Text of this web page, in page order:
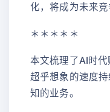
化，将成为未来竞
＊＊＊＊＊
本文梳理了AI时
超乎想象的速度
知的业务。